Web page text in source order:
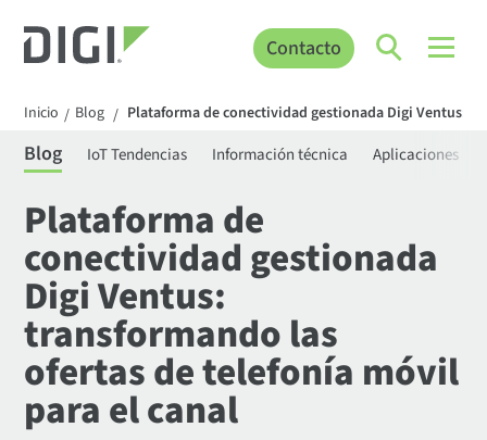
Contacto
Inicio / Blog / Plataforma de conectividad gestionada Digi Ventus:
Blog IoT Tendencias Información técnica Aplicaciones
Plataforma de
conectividad gestionada
Digi Ventus:
transformando las
ofertas de telefonía móvil
para el canal